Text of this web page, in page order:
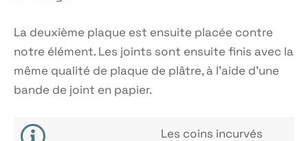
La deuxième plaque est ensuite placée contre
notre élément. Les joints sont ensuite finis avec la
même qualité de plaque de plâtre, à l'aide d'une
bande de joint en papier.
Les coins incurvés